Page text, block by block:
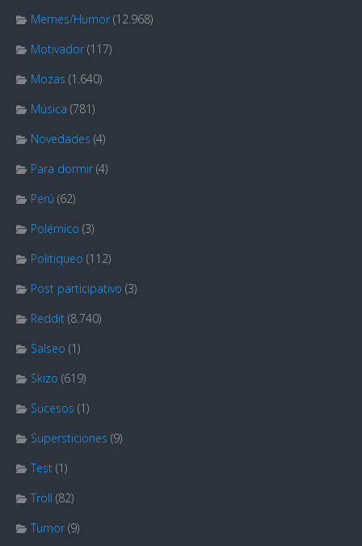
Memes/Humor (12.968)
Motivador (117)
Mozas (1.640)
Música (781)
Novedades (4)
Para dormir (4)
Perú (62)
Polémico (3)
Politiqueo (112)
Post participativo (3)
Reddit (8.740)
Salseo (1)
Skizo (619)
Sucesos (1)
Supersticiones (9)
Test (1)
Troll (82)
Tumor (9)